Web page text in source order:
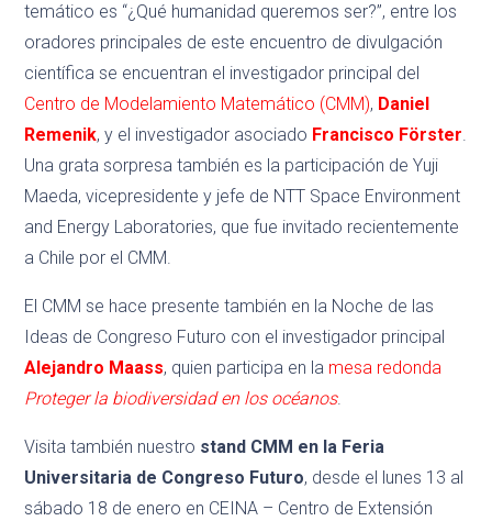
temático es “¿Qué humanidad queremos ser?”, entre los
oradores principales de este encuentro de divulgación
científica se encuentran el investigador principal del
Centro de Modelamiento Matemático (CMM), Daniel
Remenik, y el investigador asociado Francisco Förster.
Una grata sorpresa también es la participación de Yuji
Maeda, vicepresidente y jefe de NTT Space Environment
and Energy Laboratories, que fue invitado recientemente
a Chile por el CMM.
El CMM se hace presente también en la Noche de las
Ideas de Congreso Futuro con el investigador principal
Alejandro Maass, quien participa en la mesa redonda
Proteger la biodiversidad en los océanos.
Visita también nuestro stand CMM en la Feria
Universitaria de Congreso Futuro, desde el lunes 13 al
sábado 18 de enero en CEINA – Centro de Extensión